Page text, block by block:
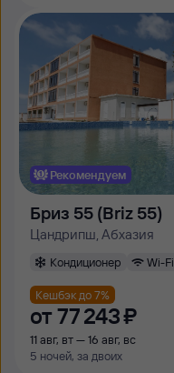
Рекомендуем
Бриз 55 (Briz 55)
Цандрипш, Абхазия
Кондиционер Wi-Fi
Кешбэк до 7%
от 77 ⁠243 ⁠₽
11 авг, вт — 16 авг, вс
5 ночей, за двоих